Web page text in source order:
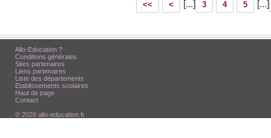
<< < [...] 3 4 5 [...]
Allo-Education ?
Conditions générales
Sites partenaires
Liens partenaires
Liste des départements
Etablissements scolaires
Haut de page
Contact
© 2026 allo-education.fr